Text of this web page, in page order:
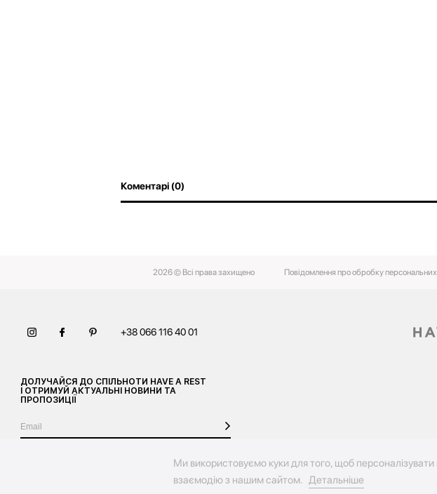
Коментарі (0)
2026 © Всі права захищено Повідомлення про обробку
+38 066 116 40 01
ДОЛУЧАЙСЯ ДО СПІЛЬНОТИ HAVE A REST
І ОТРИМУЙ АКТУАЛЬНІ НОВИНИ ТА
ПРОПОЗИЦІЇ
Ми використовуємо куки для того, щоб
взаємодію з нашим сайтом. Детальніше